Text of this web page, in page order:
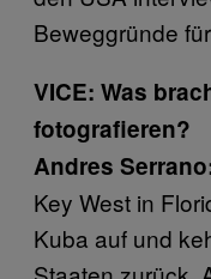
Beweggründe
VICE: Was
fotografieren?
Andres
Key West in
Kuba auf und